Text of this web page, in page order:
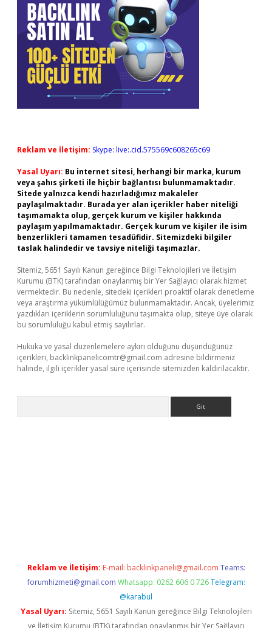
Reklam ve İletişim: Skype: live:.cid.575569c608265c69
Yasal Uyarı: Bu internet sitesi, herhangi bir marka, kurum
veya şahıs şirketi ile hiçbir bağlantısı bulunmamaktadır.
Sitede yalnızca kendi hazırladığımız makaleler
paylaşılmaktadır. Burada yer alan içerikler haber niteliği
taşımamakta olup, gerçek kurum ve kişiler hakkında
paylaşım yapılmamaktadır. Gerçek kurum ve kişiler ile isim
benzerlikleri tamamen tesadüfidir. Sitemizdeki bilgiler
taslak halindedir ve tavsiye niteliği taşımazlar.
Sitemiz, 5651 Sayılı Kanun gereğince Bilgi Teknolojileri ve İletişim
Kurumu (BTK) tarafından onaylanmış bir Yer Sağlayıcı olarak hizmet
vermektedir. Bu nedenle, sitedeki içerikleri proaktif olarak denetleme
veya araştırma yükümlülüğümüz bulunmamaktadır. Ancak, üyelerimiz
yazdıkları içeriklerin sorumluluğunu taşımakta olup, siteye üye olarak
bu sorumluluğu kabul etmiş sayılırlar.
Hukuka ve yasal düzenlemelere aykırı olduğunu düşündüğünüz
içerikleri, backlinkpanelicomtr@gmail.com adresine bildirmeniz
halinde, ilgili içerikler yasal süre içerisinde sitemizden kaldırılacaktır.
Reklam ve İletişim: E-mail: backlinkpaneli@gmail.com Teams:
forumhizmeti@gmail.com Whatsapp: 0262 606 0 726 Telegram:
@karabul
Yasal Uyarı: Sitemiz, 5651 Sayılı Kanun gereğince Bilgi Teknolojileri
ve İletişim Kurumu (BTK) tarafından onaylanmış bir Yer Sağlayıcı